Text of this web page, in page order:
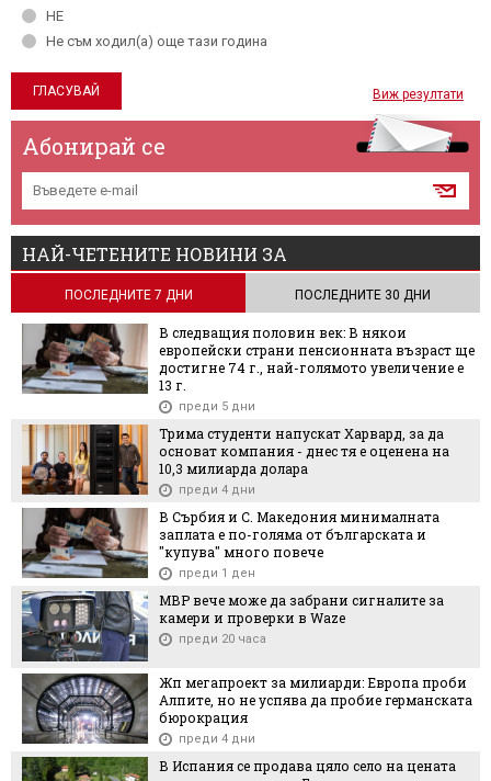
НЕ
Не съм ходил(а) още тази година
Виж резултати
Абонирай се
НАЙ-ЧЕТЕНИТЕ НОВИНИ ЗА
ПОСЛЕДНИТЕ 7 ДНИ ПОСЛЕДНИТЕ 30 ДНИ
В следващия половин век: В някои
европейски страни пенсионната възраст ще
достигне 74 г., най-голямото увеличение е
13 г.
преди 5 дни
Трима студенти напускат Харвард, за да
основат компания - днес тя е оценена на
10,3 милиарда долара
преди 4 дни
В Сърбия и С. Македония минималната
заплата е по-голяма от българската и
"купува" много повече
преди 1 ден
МВР вече може да забрани сигналите за
камери и проверки в Waze
преди 20 часа
Жп мегапроект за милиарди: Европа проби
Алпите, но не успява да пробие германската
бюрокрация
преди 4 дни
В Испания се продава цяло село на цената